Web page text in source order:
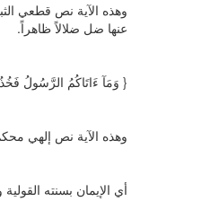
وهذه الآية نص قطعي
عنها ضل ضلالاً ظاهراً.
{ وَمَآ ءَاتَاكُمُ الرَّسُولُ
وهذه الآية نص إلهي
أي الإيمان بسنته